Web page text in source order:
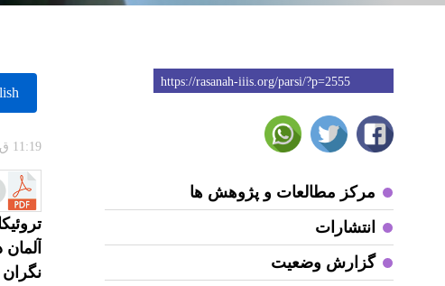
https://rasanah-iiis.org/parsi/?p=2555
مرکز مطالعات و پژوهش ها
انتشارات
گزارش وضعیت
11:19 ق.ظ - 04 ژانویه 2021